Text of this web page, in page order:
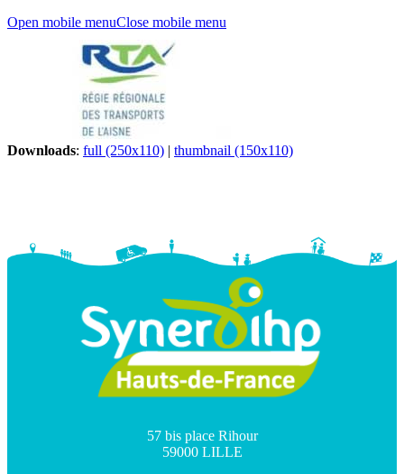
Open mobile menuClose mobile menu
Downloads: full (250x110) | thumbnail (150x110)
57 bis place Rihour
59000 LILLE